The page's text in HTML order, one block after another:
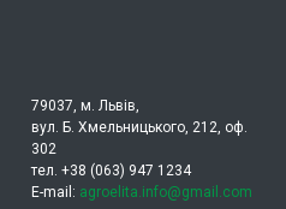
79037, м. Львів,
вул. Б. Хмельницького, 212, оф.
302
тел. +38 (063) 947 1234
E-mail: agroelita.info@gmail.com